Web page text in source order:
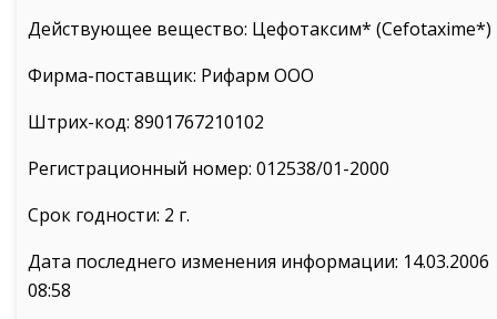
Действующее вещество: Цефотаксим* (Cefotaxime*)
Фирма-поставщик: Рифарм ООО
Штрих-код: 8901767210102
Регистрационный номер: 012538/01-2000
Срок годности: 2 г.
Дата последнего изменения информации: 14.03.2006
08:58